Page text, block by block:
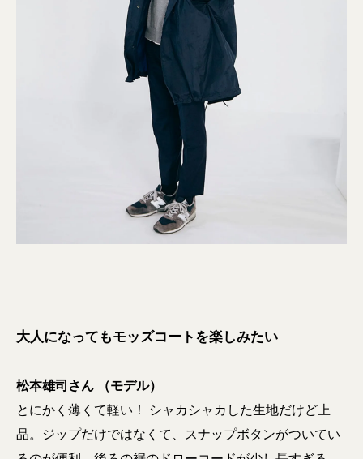
大人になってもモッズコートを楽しみたい
松本雄司さん （モデル）
とにかく薄くて軽い！ シャカシャカした生地だけど上
品。ジップだけではなくて、スナップボタンがついてい